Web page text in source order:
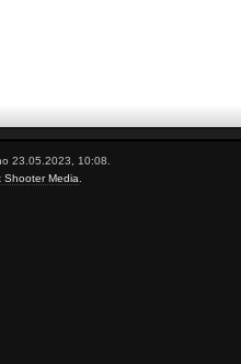
23.05.2023, 10:08.
Shooter Media.